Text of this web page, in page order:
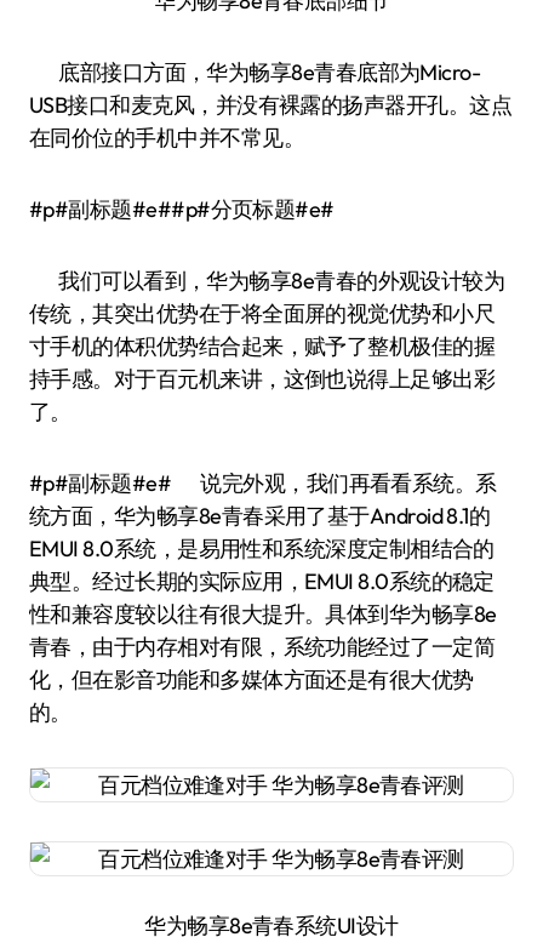
底部接口方面，华为畅享8e青春底部为Micro-
USB接口和麦克风，并没有裸露的扬声器开孔。这点
在同价位的手机中并不常见。
#p#副标题#e##p#分页标题#e#
我们可以看到，华为畅享8e青春的外观设计较为
传统，其突出优势在于将全面屏的视觉优势和小尺
寸手机的体积优势结合起来，赋予了整机极佳的握
持手感。对于百元机来讲，这倒也说得上足够出彩
了。
#p#副标题#e# 说完外观，我们再看看系统。系
统方面，华为畅享8e青春采用了基于Android 8.1的
EMUI 8.0系统，是易用性和系统深度定制相结合的
典型。经过长期的实际应用，EMUI 8.0系统的稳定
性和兼容度较以往有很大提升。具体到华为畅享8e
青春，由于内存相对有限，系统功能经过了一定简
化，但在影音功能和多媒体方面还是有很大优势
的。
华为畅享8e青春系统UI设计